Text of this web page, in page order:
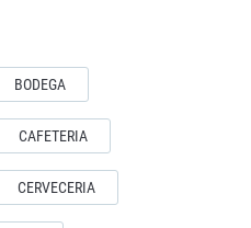
BODEGA
CAFETERIA
CERVECERIA